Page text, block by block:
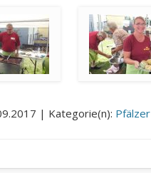
| Kategorie(n):